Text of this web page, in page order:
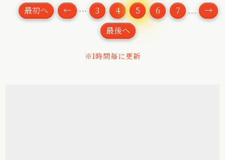
最初へ ← ... 3 4 5 6 7 ...
→
最後へ
※1時間毎に更新